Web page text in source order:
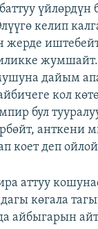
үйлөрдүн
келип
жерде
дайым
кол
бул
анткени
коет деп
аттуу
көгала
айбыгарын